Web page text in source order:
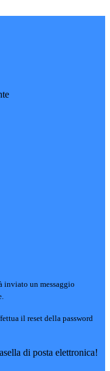
inviato un messaggio
il reset della password
di posta elettronica!